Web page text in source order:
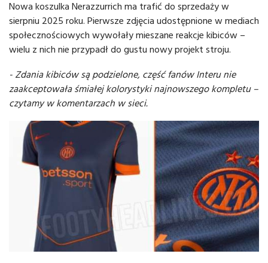
Nowa koszulka Nerazzurrich ma trafić do sprzedaży w
sierpniu 2025 roku. Pierwsze zdjęcia udostępnione w mediach
społecznościowych wywołały mieszane reakcje kibiców –
wielu z nich nie przypadł do gustu nowy projekt stroju.
- Zdania kibiców są podzielone, część fanów Interu nie
zaakceptowała śmiałej kolorystyki najnowszego kompletu –
czytamy w komentarzach w sieci.